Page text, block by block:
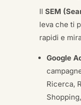
Il SEM
leva che ti
rapidi e
Google
Ricerca,